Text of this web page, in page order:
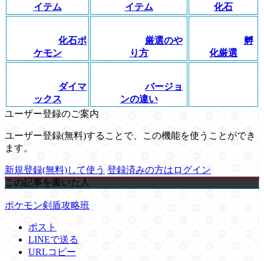
イテム
イテム
化石
化石ポ
ケモン
厳選のや
り方
孵
化厳選
ダイマ
ックス
バージョ
ンの違い
ユーザー登録のご案内
ユーザー登録(無料)することで、この機能を使うことができ
ます。
新規登録(無料)して使う 登録済みの方はログイン
この記事を書いた人
ポケモン剣盾攻略班
ポスト
LINEで送る
URLコピー